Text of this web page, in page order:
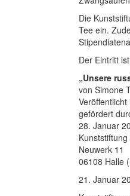
Die
Tee ein.
Der Eintritt
„Unsere
von Simone
gefördert
28. Januar
Neuwerk 11
06108 Halle
21. Januar